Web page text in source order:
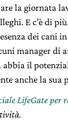
la giornata
E c’è di
dei cani
manager di
abbia il
anche la
LifeGate per